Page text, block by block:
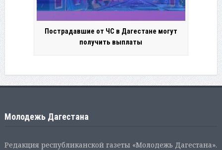
Пострадавшие от ЧС в Дагестане могут
получить выплаты
Молодежь Дагестана
Редакция республиканской газеты «Молодежь Дагестана».